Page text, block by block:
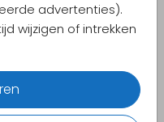
advertenties).
wijzigen of intrekken
HOUTEN HARTJE